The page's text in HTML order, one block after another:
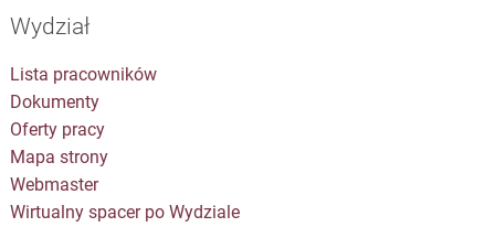
Wydział
Lista pracowników
Dokumenty
Oferty pracy
Mapa strony
Webmaster
Wirtualny spacer po Wydziale